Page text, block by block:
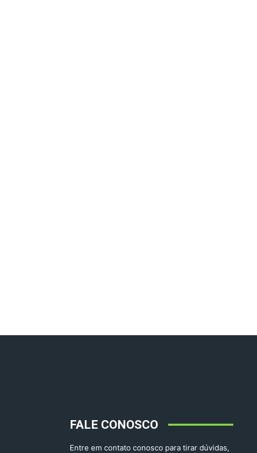
FALE CONOSCO
Entre em contato conosco para tirar dúvidas,